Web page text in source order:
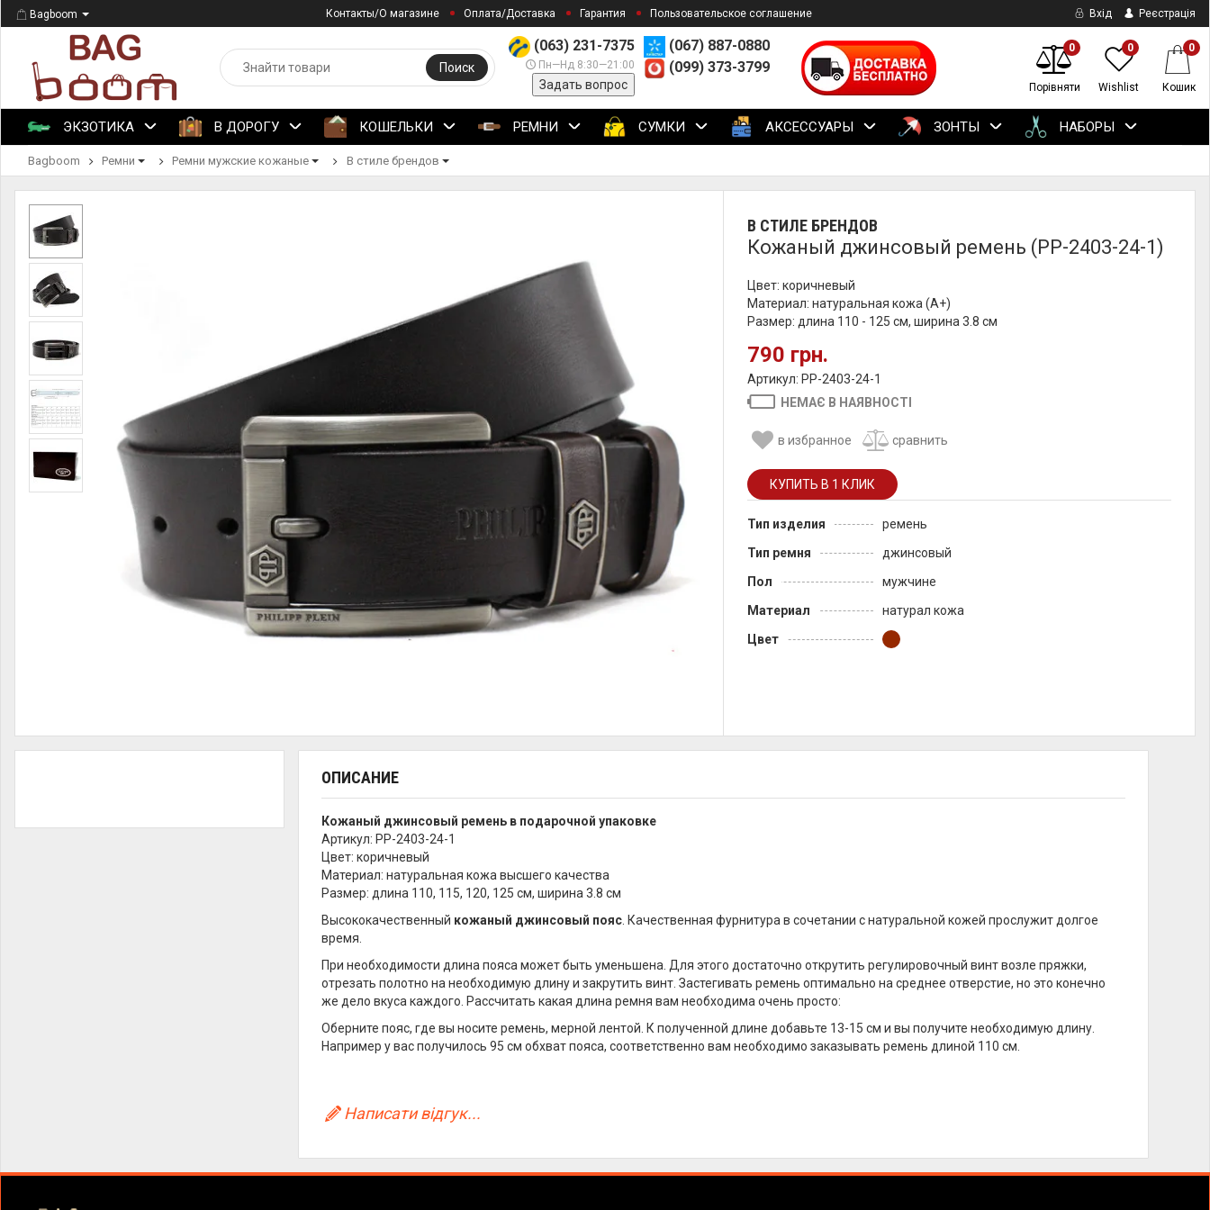
Bagboom Контакты/О магазине Оплата/Доставка Гарантия Пользовательское соглашение Вхід Реєстрація
(063) 231-7375
Пн—Нд 8:30—21:00
Задать вопрос
(067) 887-0880
(099) 373-3799
Поиск
0
Порівняти
0
Wishlist
0
Кошик
ЭКЗОТИКА В ДОРОГУ КОШЕЛЬКИ РЕМНИ СУМКИ АКСЕССУАРЫ ЗОНТЫ НАБОРЫ
Bagboom Ремни Ремни мужские кожаные В стиле брендов
В СТИЛЕ БРЕНДОВ
Кожаный джинсовый ремень (PP-2403-24-1)
Цвет: коричневый
Материал: натуральная кожа (А+)
Размер: длина 110 - 125 см, ширина 3.8 см
790 грн.
Артикул: PP-2403-24-1
НЕМАЄ В НАЯВНОСТІ
в избранное сравнить
Тип изделия
ремень
Тип ремня
джинсовый
Пол
мужчине
Материал
натурал кожа
Цвет
ОПИСАНИЕ
Кожаный джинсовый ремень в подарочной упаковке
Артикул: PP-2403-24-1
Цвет: коричневый
Материал: натуральная кожа высшего качества
Размер: длина 110, 115, 120, 125 см, ширина 3.8 см
Высококачественный кожаный джинсовый пояс . Качественная фурнитура в сочетании с натуральной кожей прослужит долгое
время.
При необходимости длина пояса может быть уменьшена. Для этого достаточно открутить регулировочный винт возле пряжки,
отрезать полотно на необходимую длину и закрутить винт. Застегивать ремень оптимально на среднее отверстие, но это конечно
же дело вкуса каждого. Рассчитать какая длина ремня вам необходима очень просто:
Оберните пояс, где вы носите ремень, мерной лентой. К полученной длине добавьте 13-15 см и вы получите необходимую длину.
Например у вас получилось 95 см обхват пояса, соответственно вам необходимо заказывать ремень длиной 110 см.
Написати відгук...